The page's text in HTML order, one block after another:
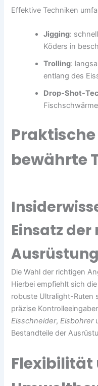
Effektive Techniken
Jigging:
Köders in
Trolling:
entlang des
Drop-Shot-
Fischschwärme
bewährte
Einsatz
Ausrüstung
Die Wahl der richtigen
Hierbei empfiehlt sich
robuste Ultralight-Ruten
präzise
Eisschneider,Eisbohrer
Bestandteile der
Flexibilität